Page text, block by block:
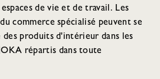
de vie et de travail. Les
commerce spécialisé peuvent se
produits d'intérieur dans les
répartis dans toute